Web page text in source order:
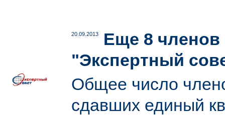
20.09.2013
Еще 8
"Экспертный
Общее число
сдавших единый